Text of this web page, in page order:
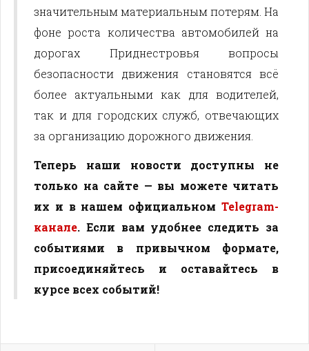
значительным материальным потерям. На
фоне роста количества автомобилей на
дорогах Приднестровья вопросы
безопасности движения становятся всё
более актуальными как для водителей,
так и для городских служб, отвечающих
за организацию дорожного движения.
Теперь наши новости доступны не
только на сайте — вы можете читать
их и в нашем официальном Telegram-
канале. Если вам удобнее следить за
событиями в привычном формате,
присоединяйтесь и оставайтесь в
курсе всех событий!